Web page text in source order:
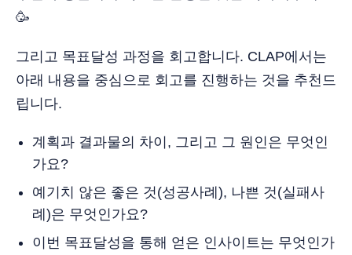
🥳
그리고 목표달성 과정을 회고합니다. CLAP에서는
아래 내용을 중심으로 회고를 진행하는 것을 추천드
립니다.
계획과 결과물의 차이, 그리고 그 원인은 무엇인
가요?
예기치 않은 좋은 것(성공사례), 나쁜 것(실패사
례)은 무엇인가요?
이번 목표달성을 통해 얻은 인사이트는 무엇인가